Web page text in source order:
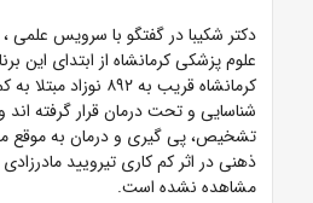
دکتر شکیبا در گفتگو با سرویس علمی
علوم پزشکی کرمانشاه از ابتدای این
کرمانشاه قریب به ۸۹۲
شناسایی و تحت درمان قرار گرفته اند
تشخیص، پی گیری و درمان به موقع
ذهنی در اثر کم کاری تیرویید
مشاهده نشده است.